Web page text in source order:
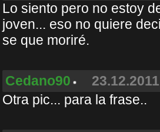
Lo siento pero no estoy
joven... eso no quiere
se que moriré.
Cedano90
Otra pic... para la frase..